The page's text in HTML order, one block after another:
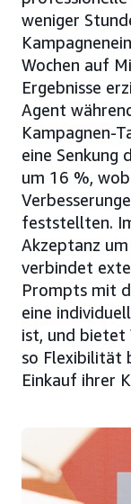
weniger
Wochen auf
Ergebnisse
Agent
Kampagnen-
eine Senkung
um 16 %,
feststellten.
Akzeptanz
verbindet
Prompts mit
eine
ist, und bietet
so Flexibilität
Einkauf ihrer